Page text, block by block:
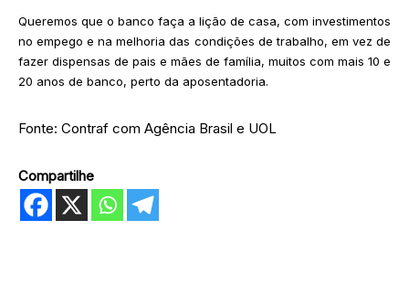
Queremos que o banco faça a lição de casa, com investimentos
no empego e na melhoria das condições de trabalho, em vez de
fazer dispensas de pais e mães de família, muitos com mais 10 e
20 anos de banco, perto da aposentadoria.
Fonte: Contraf com Agência Brasil e UOL
Compartilhe